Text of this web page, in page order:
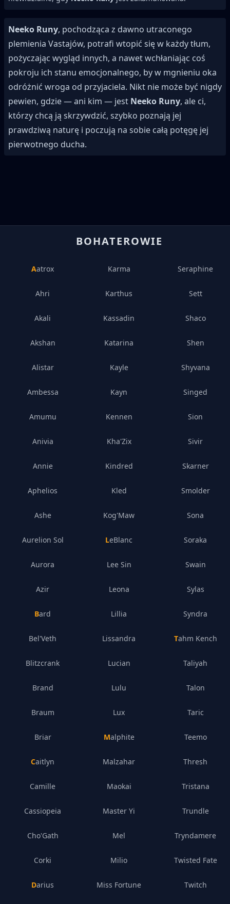
Neeko Runy, pochodząca z dawno utraconego
plemienia Vastajów, potrafi wtopić się w każdy tłum,
pożyczając wygląd innych, a nawet wchłaniając coś
pokroju ich stanu emocjonalnego, by w mgnieniu oka
odróżnić wroga od przyjaciela. Nikt nie może być nigdy
pewien, gdzie — ani kim — jest Neeko Runy, ale ci,
którzy chcą ją skrzywdzić, szybko poznają jej
prawdziwą naturę i poczują na sobie całą potęgę jej
pierwotnego ducha.
BOHATEROWIE
Aatrox
Ahri
Akali
Akshan
Alistar
Ambessa
Amumu
Anivia
Annie
Aphelios
Ashe
Aurelion Sol
Aurora
Azir
Bard
Bel'Veth
Blitzcrank
Brand
Braum
Briar
Caitlyn
Camille
Cassiopeia
Cho'Gath
Corki
Darius
Karma
Karthus
Kassadin
Katarina
Kayle
Kayn
Kennen
Kha'Zix
Kindred
Kled
Kog'Maw
LeBlanc
Lee Sin
Leona
Lillia
Lissandra
Lucian
Lulu
Lux
Malphite
Malzahar
Maokai
Master Yi
Mel
Milio
Miss Fortune
Seraphine
Sett
Shaco
Shen
Shyvana
Singed
Sion
Sivir
Skarner
Smolder
Sona
Soraka
Swain
Sylas
Syndra
Tahm Kench
Taliyah
Talon
Taric
Teemo
Thresh
Tristana
Trundle
Tryndamere
Twisted Fate
Twitch